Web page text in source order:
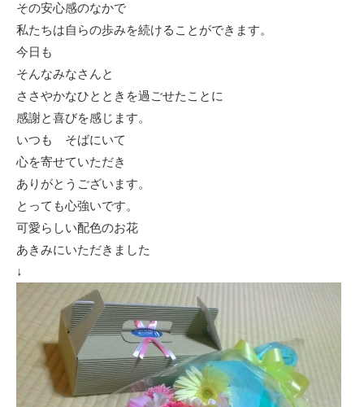
その安心感のなかで
私たちは自らの歩みを続けることができます。
今日も
そんなみなさんと
ささやかなひとときを過ごせたことに
感謝と喜びを感じます。
いつも そばにいて
心を寄せていただき
ありがとうございます。
とっても心強いです。
可愛らしい配色のお花
あきみにいただきました
↓